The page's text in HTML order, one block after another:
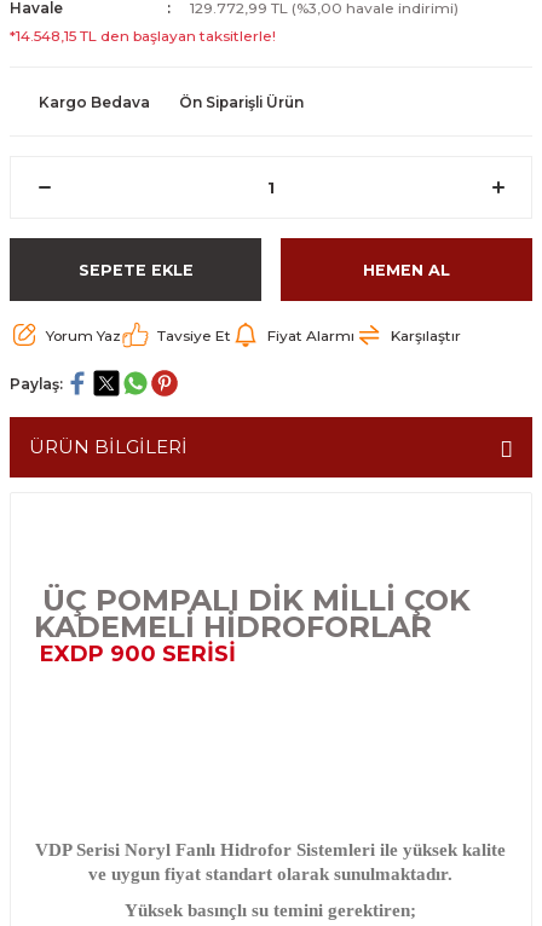
Havale
129.772,99 TL (%3,00 havale indirimi)
*14.548,15 TL den başlayan taksitlerle!
Kargo Bedava Ön Siparişli Ürün
SEPETE EKLE HEMEN AL
Yorum Yaz Tavsiye Et Fiyat Alarmı Karşılaştır
Paylaş:
ÜRÜN BİLGİLERİ
ÜÇ POMPALI DİK MİLLİ ÇOK
KADEMELİ HİDROFORLAR
EXDP 900 SERİSİ
VDP Serisi Noryl Fanlı Hidrofor Sistemleri ile yüksek kalite
ve uygun fiyat standart olarak sunulmaktadır.
Yüksek basınçlı su temini gerektiren;